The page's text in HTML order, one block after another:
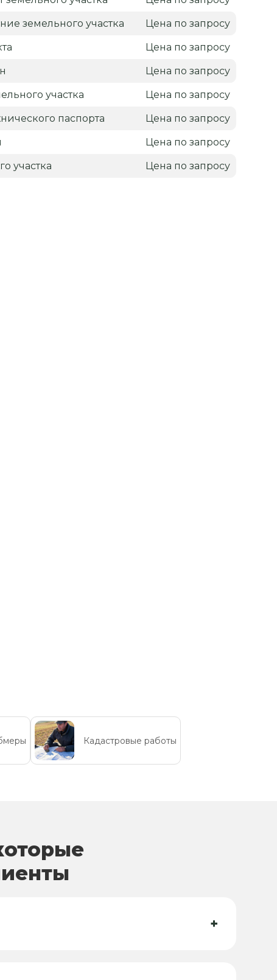
земельного участка Цена по запросу
Цена по запросу
Цена по запросу
участка Цена по запросу
паспорта Цена по запросу
Цена по запросу
участка Цена по запросу
Кадастровые работы
+